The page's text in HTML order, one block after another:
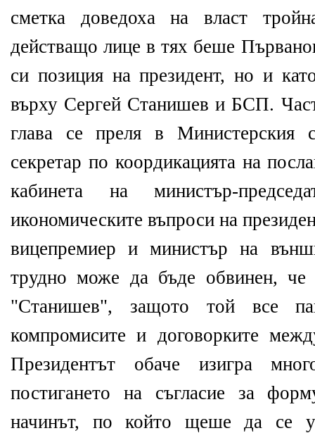
сметка доведоха на власт
действащо лице в тях беше
си позиция на президент, но и
върху Сергей Станишев и БСП.
глава се преля в Министерския
секретар по коордикацията на
кабинета на министър-
икономическите въпроси на
вицепремиер и министър на
трудно може да бъде обвинен, че
"Станишев", защото той все
компромисите и договорките
Президентът обаче изигра
постигането на съгласие за
начинът, по който щеше да се